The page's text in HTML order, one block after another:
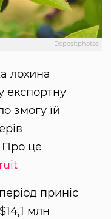
Depositphotos
лохина
експортну
змогу їй
Про це
приніс
млн